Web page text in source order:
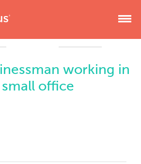
working in
small office